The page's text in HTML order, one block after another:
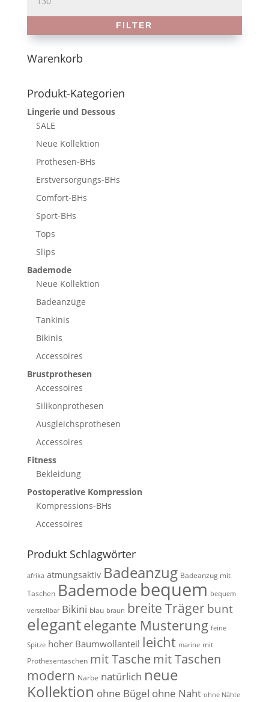
FILTER
Warenkorb
Produkt-Kategorien
Lingerie und Dessous
SALE
Neue Kollektion
Prothesen-BHs
Erstversorgungs-BHs
Comfort-BHs
Sport-BHs
Tops
Slips
Bademode
Neue Kollektion
Badeanzüge
Tankinis
Bikinis
Accessoires
Brustprothesen
Accessoires
Silikonprothesen
Ausgleichsprothesen
Accessoires
Fitness
Bekleidung
Postoperative Kompression
Kompressions-BHs
Accessoires
Produkt Schlagwörter
afrika atmungsaktiv Badeanzug Badeanzug mit
Taschen Bademodebequem bequem
verstellbar Bikini blau braun breite Träger bunt
elegantelegante Musterung feine
Spitze hoher Baumwollanteil leicht marine mit
Prothesentaschen mit Taschemit Taschen
modern Narbe natürlich neue
Kollektion ohne Bügel ohne Naht ohne Nähte